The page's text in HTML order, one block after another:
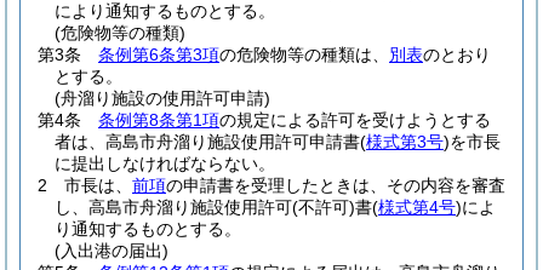
により通知するものとする。
(危険物等の種類)
第3条
条例第6条第3項の危険物等の種類は、 別表のとおり
とする。
(舟溜り施設の使用許可申請)
第4条
条例第8条第1項の規定による許可を受けようとする
者は、高島市舟溜り施設使用許可申請書(様式第3号)を市長
に提出しなければならない。
2
市長は、 前項の申請書を受理したときは、その内容を審査
し、高島市舟溜り施設使用許可(不許可)書(様式第4号)によ
り通知するものとする。
(入出港の届出)